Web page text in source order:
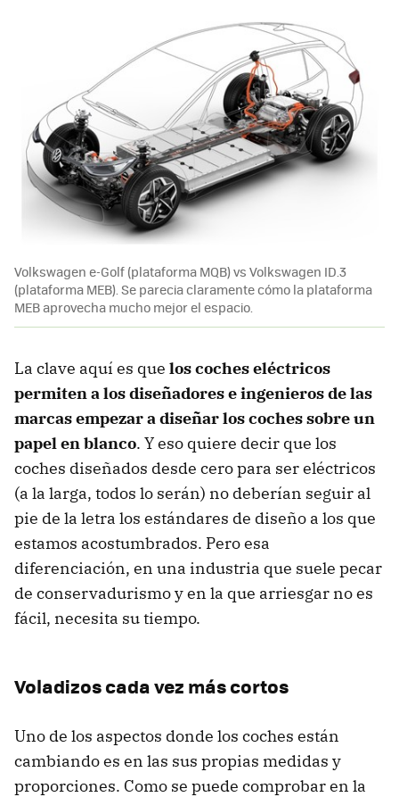
Volkswagen e-Golf (plataforma MQB) vs Volkswagen ID.3
(plataforma MEB). Se parecia claramente cómo la plataforma
MEB aprovecha mucho mejor el espacio.
La clave aquí es que los coches eléctricos
permiten a los diseñadores e ingenieros de las
marcas empezar a diseñar los coches sobre un
papel en blanco. Y eso quiere decir que los
coches diseñados desde cero para ser eléctricos
(a la larga, todos lo serán) no deberían seguir al
pie de la letra los estándares de diseño a los que
estamos acostumbrados. Pero esa
diferenciación, en una industria que suele pecar
de conservadurismo y en la que arriesgar no es
fácil, necesita su tiempo.
Voladizos cada vez más cortos
Uno de los aspectos donde los coches están
cambiando es en las sus propias medidas y
proporciones. Como se puede comprobar en la